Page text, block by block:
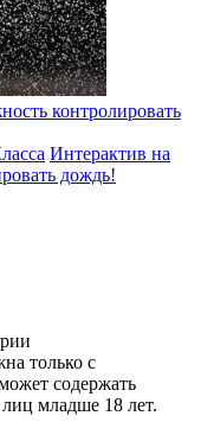
контролировать
Интерактив на
дождь!
только с
содержать
младше 18 лет.